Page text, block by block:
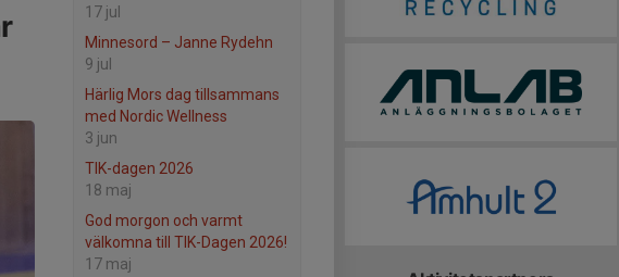
17 jul
Minnesord – Janne Rydehn
9 jul
Härlig Mors dag tillsammans
med Nordic Wellness
3 jun
TIK-dagen 2026
18 maj
God morgon och varmt
välkomna till TIK-Dagen 2026!
17 maj